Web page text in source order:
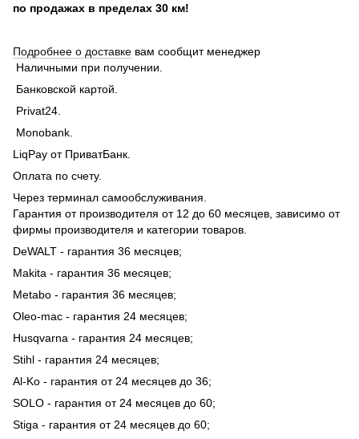
по продажах в пределах 30 км!
Подробнее о доставке вам сообщит менеджер
Наличными при получении.
Банковской картой.
Privat24.
Monobank.
LiqPay от ПриватБанк.
Оплата по счету.
Через терминал самообслуживания.
Гарантия от производителя от 12 до 60 месяцев, зависимо от
фирмы производителя и категории товаров.
DeWALT - гарантия 36 месяцев;
Makita - гарантия 36 месяцев;
Metabo - гарантия 36 месяцев;
Oleo-mac - гарантия 24 месяцев;
Husqvarna - гарантия 24 месяцев;
Stihl - гарантия 24 месяцев;
Al-Ko - гарантия от 24 месяцев до 36;
SOLO - гарантия от 24 месяцев до 60;
Stiga - гарантия от 24 месяцев до 60;